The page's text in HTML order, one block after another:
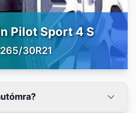
Pilot Sport 4 S
265/30R21